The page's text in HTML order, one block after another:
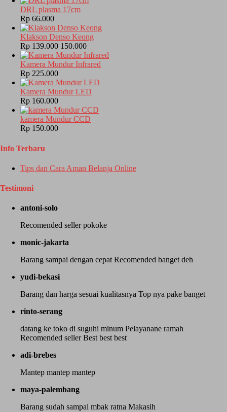
DRL plasma 17cm
Rp 66.000
Klakson Denso Keong
Rp 139.000 150.000
Kamera Mundur Infrared
Rp 225.000
Kamera Mundur LED
Rp 160.000
kamera Mundur CCD
Rp 150.000
Info Terbaru
Tips dan Cara Aman Belanja Online
Testimoni
antoni-solo
Recomended seller pokoke
monic-jakarta
Barang sampai dengan cepat Recomended banget deh
yudi-bekasi
Barang dan harga sesuai kualitasnya Top nya pake banget
rinto-serang
datang ke toko di suguhi minum Pelayanane ramah
Recomended seller Best best best
adi-brebes
Mantep mantep mantep
maya-palembang
Barang sudah sampai mbak ratna Makasih